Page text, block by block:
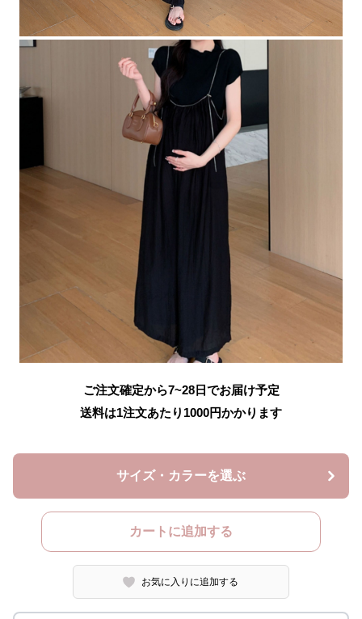
ご注文確定から7~28日でお届け予定
送料は1注文あたり 1000円かかります
サイズ・カラーを選ぶ
カートに追加する
お気に入りに追加する